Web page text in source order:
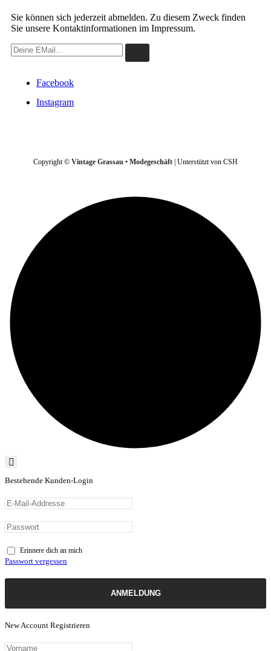
Sie können sich jederzeit abmelden. Zu diesem Zweck finden
Sie unsere Kontaktinformationen im Impressum.
Facebook
Instagram
Copyright © Vintage Grassau • Modegeschäft | Unterstützt von CSH
Bestehende Kunden-Login
Erinnere dich an mich
Passwort vergessen
ANMELDUNG
New Account Registrieren